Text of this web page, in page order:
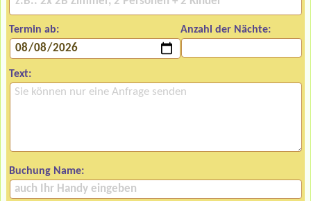
Termin ab: Anzahl der Nächte:
Text:
Buchung Name: